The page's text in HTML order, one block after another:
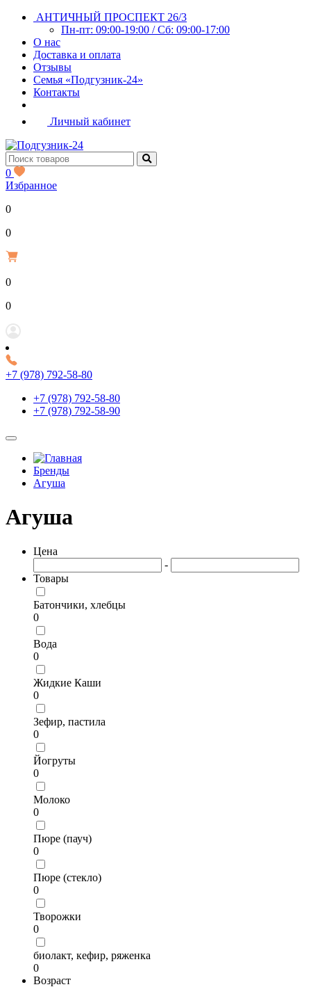
АНТИЧНЫЙ ПРОСПЕКТ 26/3
Пн-пт: 09:00-19:00 / Сб: 09:00-17:00
О нас
Доставка и оплата
Отзывы
Семья «Подгузник-24»
Контакты
Личный кабинет
0
Избранное
0
0Р
0
0Р
+7 (978) 792-58-80
+7 (978) 792-58-80
+7 (978) 792-58-90
Бренды
Агуша
Агуша
Цена
-
Товары
Батончики, хлебцы
0
Вода
0
Жидкие Каши
0
Зефир, пастила
0
Йогруты
0
Молоко
0
Пюре (пауч)
0
Пюре (стекло)
0
Творожки
0
биолакт, кефир, ряженка
0
Возраст